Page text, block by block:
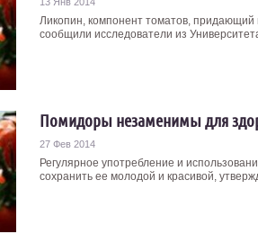
Ликопин, компонент томатов, придающий
сообщили исследователи из
Помидоры незаменимы для
27 Фев 2014
Регулярное употребление и
сохранить ее молодой и красивой,